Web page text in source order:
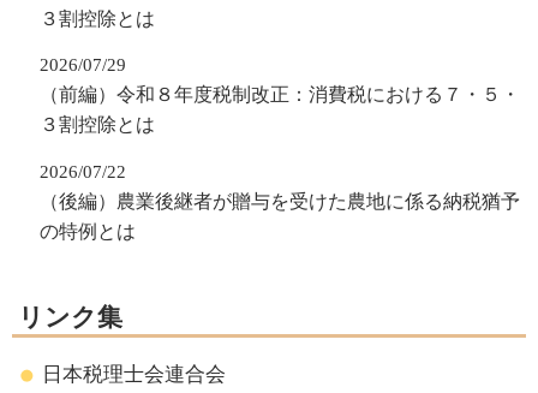
３割控除とは
2026/07/29
（前編）令和８年度税制改正：消費税における７・５・
３割控除とは
2026/07/22
（後編）農業後継者が贈与を受けた農地に係る納税猶予
の特例とは
リンク集
日本税理士会連合会